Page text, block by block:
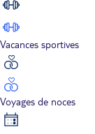
Vacances sportives
Voyages de noces